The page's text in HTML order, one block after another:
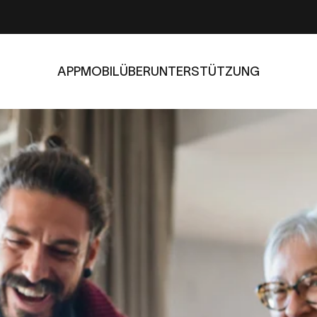
APPMOBILÜBERUNTERSTÜTZUNG